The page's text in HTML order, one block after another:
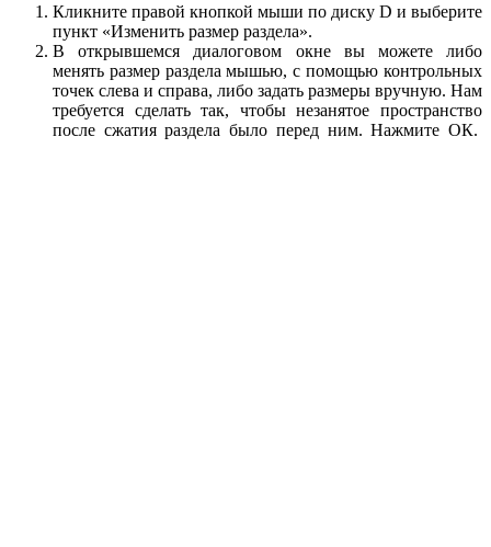
Кликните правой кнопкой мыши по диску D и выберите
пункт «Изменить размер раздела».
В открывшемся диалоговом окне вы можете либо
менять размер раздела мышью, с помощью контрольных
точек слева и справа, либо задать размеры вручную. Нам
требуется сделать так, чтобы незанятое пространство
после сжатия раздела было перед ним. Нажмите ОК.